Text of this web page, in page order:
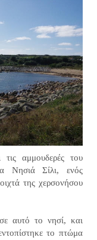
αμμουδερές του
Νησιά Σίλι, ενός
της χερσονήσου
αυτό το νησί, και
το πτώμα